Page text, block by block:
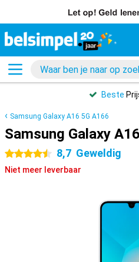
Beste
Samsung Galaxy A16 5G A166
Samsung Galaxy
4.5 sterren 8,7 Geweldig
Niet meer leverbaar